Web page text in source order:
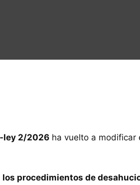
ley 2/2026 ha vuelto a modificar
los procedimientos de